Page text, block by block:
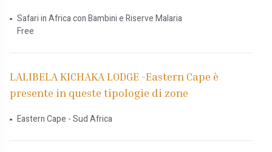
Safari in Africa con Bambini e Riserve Malaria
Free
LALIBELA KICHAKA LODGE -Eastern Cape è
presente in queste tipologie di zone
Eastern Cape - Sud Africa